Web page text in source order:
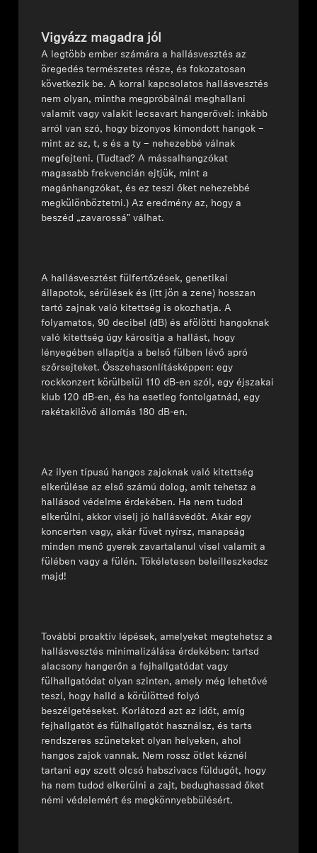
Vigyázz magadra jól
A legtöbb ember számára a hallásvesztés az
öregedés természetes része, és fokozatosan
következik be. A korral kapcsolatos hallásvesztés
nem olyan, mintha megpróbálnál meghallani
valamit vagy valakit lecsavart hangerővel: inkább
arról van szó, hogy bizonyos kimondott hangok –
mint az sz, t, s és a ty – nehezebbé válnak
megfejteni. (Tudtad? A mássalhangzókat
magasabb frekvencián ejtjük, mint a
magánhangzókat, és ez teszi őket nehezebbé
megkülönböztetni.) Az eredmény az, hogy a
beszéd „zavarossá" válhat.
A hallásvesztést fülfertőzések, genetikai
állapotok, sérülések és (itt jön a zene) hosszan
tartó zajnak való kitettség is okozhatja. A
folyamatos, 90 decibel (dB) és afölötti hangoknak
való kitettség úgy károsítja a hallást, hogy
lényegében ellapítja a belső fülben lévő apró
szőrsejteket. Összehasonlításképpen: egy
rockkonzert körülbelül 110 dB-en szól, egy éjszakai
klub 120 dB-en, és ha esetleg fontolgatnád, egy
rakétakilövő állomás 180 dB-en.
Az ilyen típusú hangos zajoknak való kitettség
elkerülése az első számú dolog, amit tehetsz a
hallásod védelme érdekében. Ha nem tudod
elkerülni, akkor viselj jó hallásvédőt. Akár egy
koncerten vagy, akár füvet nyírsz, manapság
minden menő gyerek zavartalanul visel valamit a
fülében vagy a fülén. Tökéletesen beleilleszkedsz
majd!
További proaktív lépések, amelyeket megtehetsz a
hallásvesztés minimalizálása érdekében: tartsd
alacsony hangerőn a fejhallgatódat vagy
fülhallgatódat olyan szinten, amely még lehetővé
teszi, hogy halld a körülötted folyó
beszélgetéseket. Korlátozd azt az időt, amíg
fejhallgatót és fülhallgatót használsz, és tarts
rendszeres szüneteket olyan helyeken, ahol
hangos zajok vannak. Nem rossz ötlet kéznél
tartani egy szett olcsó habszivacs füldugót, hogy
ha nem tudod elkerülni a zajt, bedughassad őket
némi védelemért és megkönnyebbülésért.